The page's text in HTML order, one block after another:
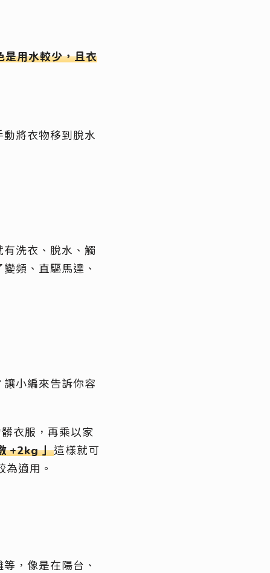
是用水較少，且衣
將衣物移到脫水
洗衣、脫水、觸
頻、直驅馬達、
小編來告訴你容
衣服，再乘以家
+2kg」這樣就可
適用。
，像是在陽台、